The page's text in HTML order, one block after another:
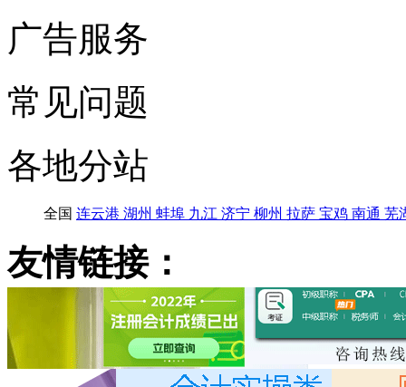
广告服务
常见问题
各地分站
全国 连云港 湖州 蚌埠 九江 济宁 柳州 拉萨 宝鸡 南通 芜
友情链接：